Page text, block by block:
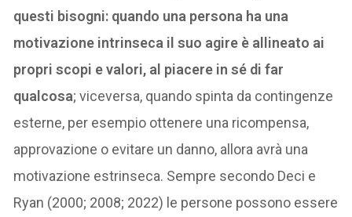
questi bisogni: quando una persona ha una
motivazione intrinseca il suo agire è allineato ai
propri scopi e valori, al piacere in sé di far
qualcosa; viceversa, quando spinta da contingenze
esterne, per esempio ottenere una ricompensa,
approvazione o evitare un danno, allora avrà una
motivazione estrinseca. Sempre secondo Deci e
Ryan (2000; 2008; 2022) le persone possono essere